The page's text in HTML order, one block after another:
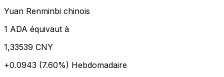
Yuan Renminbi chinois
1 ADA équivaut à
1,33539 CNY
+0.0943 (7.60%) Hebdomadaire